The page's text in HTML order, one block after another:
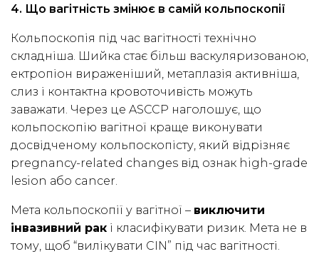
4. Що вагітність змінює в самій кольпоскопії
Кольпоскопія під час вагітності технічно
складніша. Шийка стає більш васкуляризованою,
ектропіон вираженіший, метаплазія активніша,
слиз і контактна кровоточивість можуть
заважати. Через це ASCCP наголошує, що
кольпоскопію вагітної краще виконувати
досвідченому кольпоскопісту, який відрізняє
pregnancy-related changes від ознак high-grade
lesion або cancer.
Мета кольпоскопії у вагітної – виключити
інвазивний рак і класифікувати ризик. Мета не в
тому, щоб “вилікувати CIN” під час вагітності.